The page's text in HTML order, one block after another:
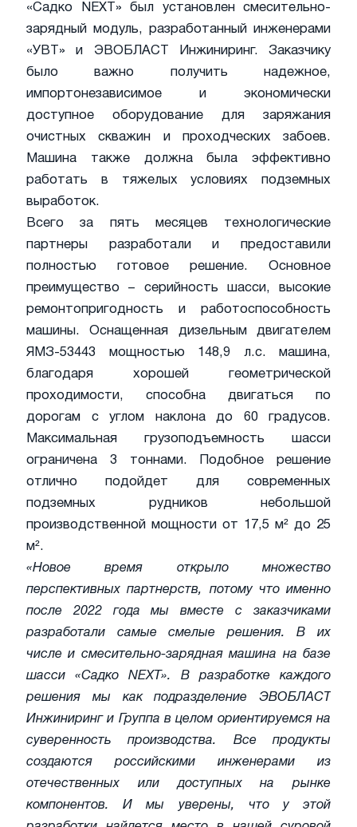
«Садко NEXT» был установлен смесительно-
зарядный модуль, разработанный инженерами
«УВТ» и ЭВОБЛАСТ Инжиниринг. Заказчику
было важно получить надежное,
импортонезависимое и экономически
доступное оборудование для заряжания
очистных скважин и проходческих забоев.
Машина также должна была эффективно
работать в тяжелых условиях подземных
выработок.
Всего за пять месяцев технологические
партнеры разработали и предоставили
полностью готовое решение. Основное
преимущество – серийность шасси, высокие
ремонтопригодность и работоспособность
машины. Оснащенная дизельным двигателем
ЯМЗ-53443 мощностью 148,9 л.с. машина,
благодаря хорошей геометрической
проходимости, способна двигаться по
дорогам с углом наклона до 60 градусов.
Максимальная грузоподъемность шасси
ограничена 3 тоннами. Подобное решение
отлично подойдет для современных
подземных рудников небольшой
производственной мощности от 17,5 м² до 25
м².
«Новое время открыло множество
перспективных партнерств, потому что именно
после 2022 года мы вместе с заказчиками
разработали самые смелые решения. В их
числе и смесительно-зарядная машина на базе
шасси «Садко NEXT». В разработке каждого
решения мы как подразделение ЭВОБЛАСТ
Инжиниринг и Группа в целом ориентируемся на
суверенность производства. Все продукты
создаются российскими инженерами из
отечественных или доступных на рынке
компонентов. И мы уверены, что у этой